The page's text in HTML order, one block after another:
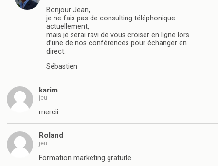
Bonjour Jean,
je ne fais pas de consulting téléphonique
actuellement,
mais je serai ravi de vous croiser en ligne lors
d’une de nos conférences pour échanger en
direct.
Sébastien
karim
jeu
mercii
Roland
jeu
Formation marketing gratuite